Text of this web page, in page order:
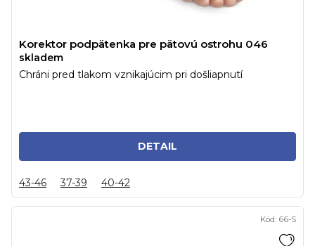
Korektor podpätenka pre pätovú ostrohu 046
skladem
DETAIL
Chráni pred tlakom vznikajúcim pri došliapnutí
43-46 37-39 40-42
Kód: 66-S